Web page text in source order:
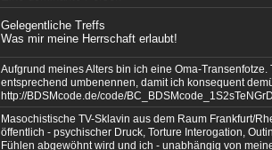
Gelegentliche Treffs
Was mir meine Herrschaft erlaubt!
Aufgrund meines Alters bin ich eine Oma-
entsprechend umbenennen, damit ich konsequent
http://BDSMcode.de/code/
Masochistische TV-Sklavin aus dem Raum Frankfurt/
öffentlich - psychischer Druck, Torture Interogation,
Fühlen abgewöhnt wird und ich - unabhängig von